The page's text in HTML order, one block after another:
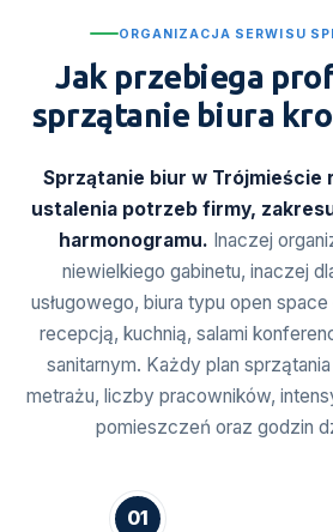
ORGANIZACJA SERWISU
Jak przebiega
sprzątanie biura
Sprzątanie biur w Trójmieście
ustalenia potrzeb firmy,
harmonogramu. Inaczej
niewielkiego gabinetu, inaczej
usługowego, biura typu open
recepcją, kuchnią, salami
sanitarnym. Każdy plan
metrażu, liczby pracowników,
pomieszczeń oraz godzin
01